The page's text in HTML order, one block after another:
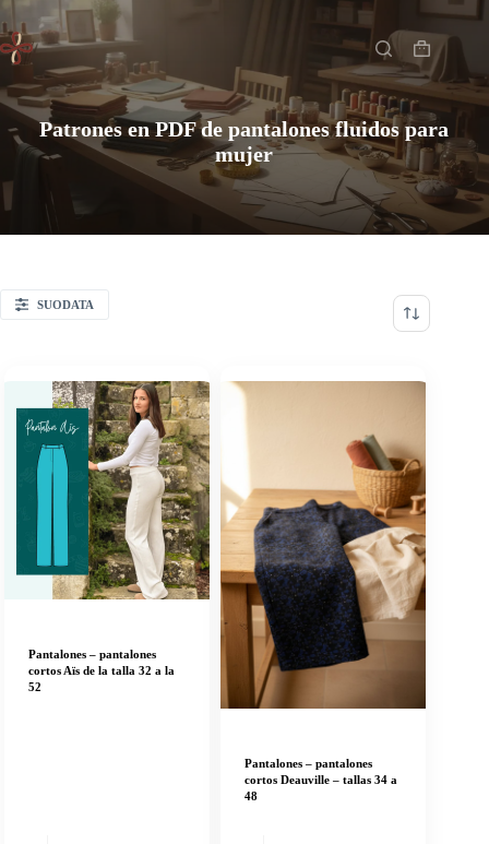
Saltar
al
contenido
Carro
de
compra
Inicio
Patrones en PDF de pantalones fluidos para
mujer
SUODATA
Pantalones – pantalones
cortos Aïs de la talla 32 a la
52
Pantalones – pantalones
cortos Deauville – tallas 34 a
48